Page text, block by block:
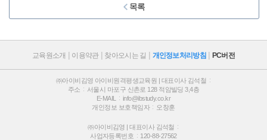
목록
교육원소개 이용약관 찾아오시는 길 개인정보처리방침 PC버전
㈜아이비김영 아이비원격평생교육원 | 대표이사 김석철
주소
서울시 마포구 신촌로 128 적암빌딩 3,4층
E-MAIL
info@ibstudy.co.kr
개인정보 보호책임자
오창훈
㈜아이비김영 | 대표이사 김석철
사업자등록번호
120-88-27562